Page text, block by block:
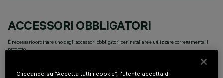
ACCESSORI OBBLIGATORI
È necessario ordinare uno degli accessori obbligatori per installare e utilizzare correttamente il
prodotto:
Cliccando su “Accetta tutti i cookie”, l'utente accetta di